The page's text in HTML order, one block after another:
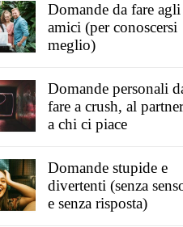
Domande da fare agli
amici (per conoscersi
meglio)
Domande personali
fare a crush, al
a chi ci piace
Domande stupide e
divertenti (senza
e senza risposta)